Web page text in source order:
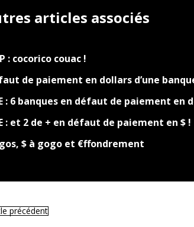
articles associés
: cocorico couac !
de paiement en dollars d’une
: 6 banques en défaut de paiement en
: et 2 de + en défaut de paiement en $ !
$ à gogo et €ffondrement
précédent